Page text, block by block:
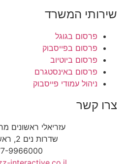
שירותי המשרד
פרסום בגוגל
פרסום בפייסבוק
פרסום ביוטיוב
פרסום באינסטגרם
ניהול עמודי פייסבוק
צרו קשר
עזריאלי ראשונים
שדרות נים 2, ראשון לציון
9966000